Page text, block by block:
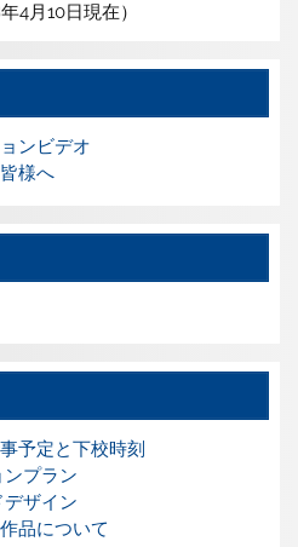
月10日現在）
ンビデオ
様へ
予定と下校時刻
プラン
ザイン
品について